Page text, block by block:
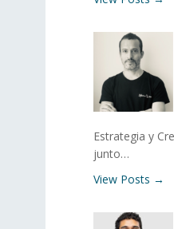
Estrategia y
junto…
View Posts →